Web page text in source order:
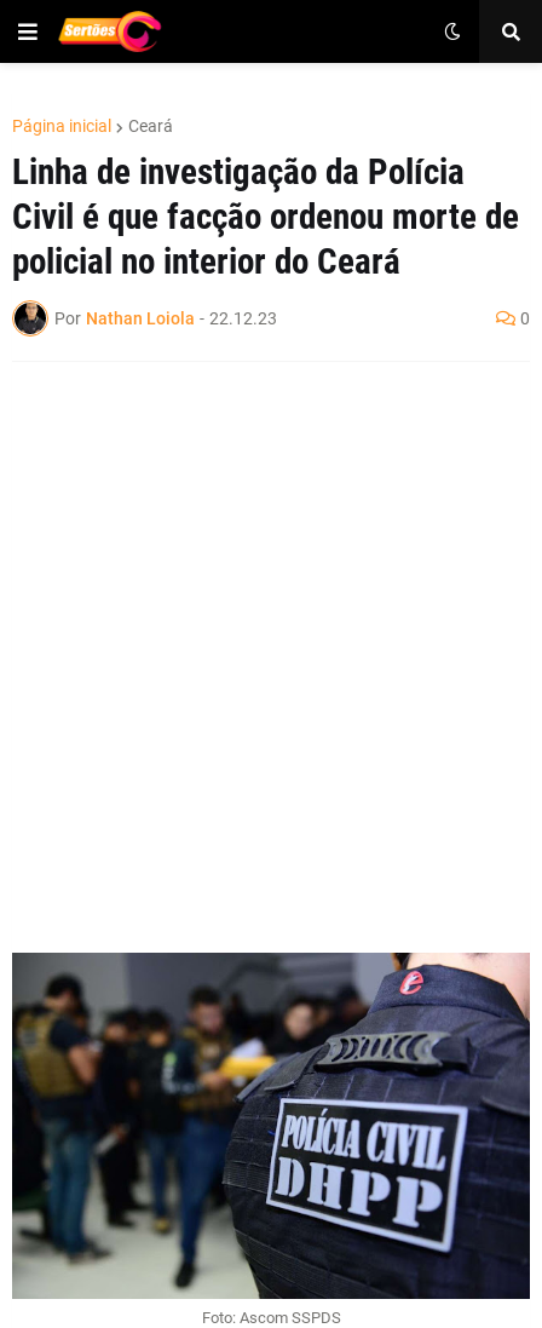
Página inicial Ceará
Linha de investigação da Polícia
Civil é que facção ordenou morte de
policial no interior do Ceará
Por Nathan Loiola - 22.12.23 0
Foto: Ascom SSPDS